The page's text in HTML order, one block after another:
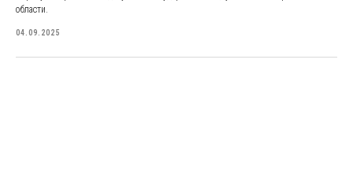
области.
04.09.2025